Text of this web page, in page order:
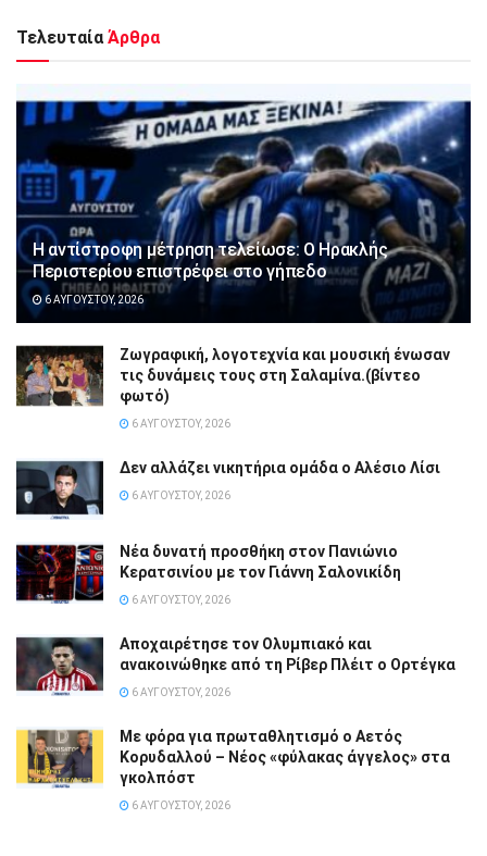
Τελευταία Άρθρα
Η αντίστροφη μέτρηση τελείωσε: Ο Ηρακλής
Περιστερίου επιστρέφει στο γήπεδο
6 ΑΥΓΟΎΣΤΟΥ, 2026
Ζωγραφική, λογοτεχνία και μουσική ένωσαν
τις δυνάμεις τους στη Σαλαμίνα.(βίντεο
φωτό)
6 ΑΥΓΟΎΣΤΟΥ, 2026
Δεν αλλάζει νικητήρια ομάδα ο Αλέσιο Λίσι
6 ΑΥΓΟΎΣΤΟΥ, 2026
Νέα δυνατή προσθήκη στον Πανιώνιο
Κερατσινίου με τον Γιάννη Σαλονικίδη
6 ΑΥΓΟΎΣΤΟΥ, 2026
Αποχαιρέτησε τον Ολυμπιακό και
ανακοινώθηκε από τη Ρίβερ Πλέιτ ο Ορτέγκα
6 ΑΥΓΟΎΣΤΟΥ, 2026
Με φόρα για πρωταθλητισμό ο Αετός
Κορυδαλλού – Νέος «φύλακας άγγελος» στα
γκολπόστ
6 ΑΥΓΟΎΣΤΟΥ, 2026